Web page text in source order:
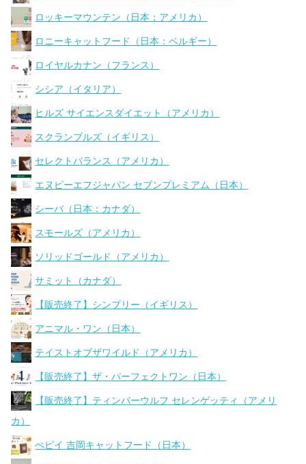
ロッキーマウンテン（日本：アメリカ）
ロニーキャットフード（日本：ベルギー）
ロイヤルカナン（フランス）
シシア（イタリア）
ヒルズ サイエンスダイエット（アメリカ）
スクランブルズ（イギリス）
セレクトバランス（アメリカ）
エヌピーエフジャパン セブンプレミアム（日本）
シーバ（日本：カナダ）
スモールズ（アメリカ）
ソリッドゴールド（アメリカ）
サミット（カナダ）
【販売終了】シンプリー（イギリス）
アニマル・ワン（日本）
テイストオブザワイルド（アメリカ）
【販売終了】ザ・パーフェクトワン（日本）
【販売終了】ティンバーウルフ セレンゲッティ（アメリ
カ）
ぺピイ 吉岡キャットフード（日本）